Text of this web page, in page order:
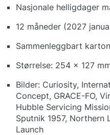
Nasjonale helligdager
12 måneder (2027
Sammenleggbart
Størrelse: 254 x 127
Bilder: Curiosity,
Concept, GRACE-FO,
Hubble Servicing
Sputnik 1957, Northern
Launch